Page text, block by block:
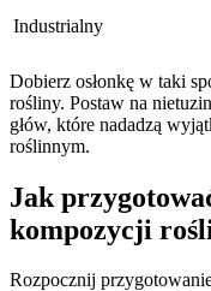
Industrialny
Dobierz osłonkę w taki
rośliny. Postaw na
głów, które nadadzą
roślinnym.
Jak
kompozycji
Rozpocznij